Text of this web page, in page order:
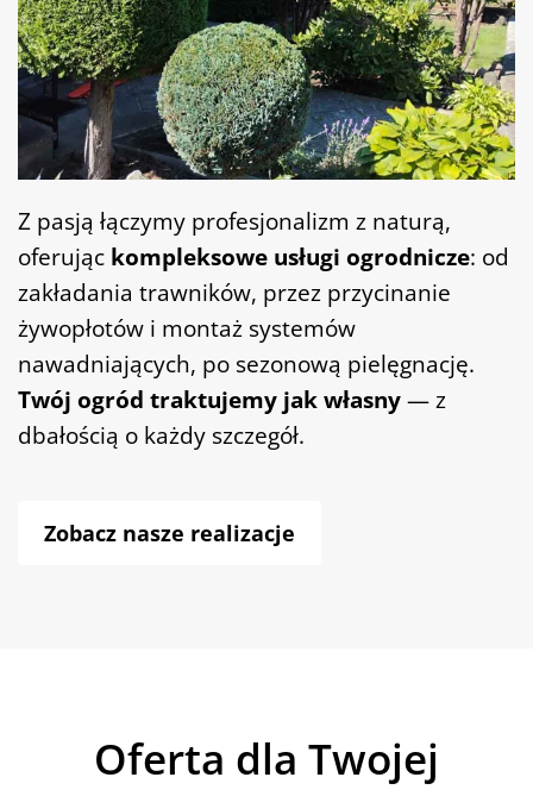
Z pasją łączymy profesjonalizm z naturą,
oferując kompleksowe usługi ogrodnicze: od
zakładania trawników, przez przycinanie
żywopłotów i montaż systemów
nawadniających, po sezonową pielęgnację.
Twój ogród traktujemy jak własny— z
dbałością o każdy szczegół.
Zobacz nasze realizacje
Oferta dla Twojej